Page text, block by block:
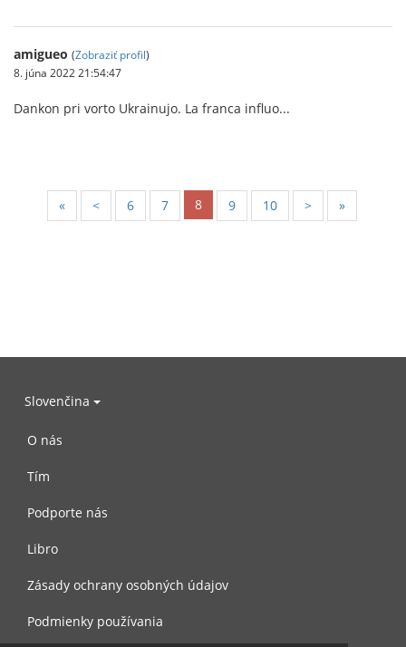
amigueo (Zobraziť profil)
8. júna 2022 21:54:47
Dankon pri vorto Ukrainujo. La franca influo...
« < 6 7 8 9 10 > »
Slovenčina
O nás
Tím
Podporte nás
Libro
Zásady ochrany osobných údajov
Podmienky používania